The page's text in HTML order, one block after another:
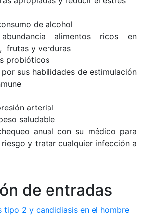
de alcohol
alimentos ricos en
frutas y verduras
probióticos
sus habilidades de estimulación
arterial
saludable
anual con su médico para
y tratar cualquier infección a
de entradas
tipo 2 y candidiasis en el hombre